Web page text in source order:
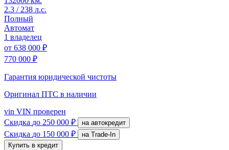
2.3 / 238 л.с.
Полный
Автомат
1 владелец
от 638 000 ₽
770 000 ₽
Гарантия юридической чистоты
Оригинал ПТС в наличии
vin VIN проверен
Скидка до 250 000 ₽ на автокредит
Скидка до 150 000 ₽
на Trade-In
Купить в кредит